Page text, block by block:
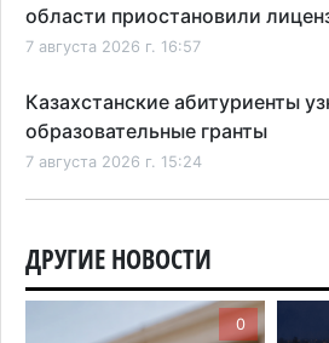
области приостановили
7 августа 2026 г. 16:57
Казахстанские абитуриенты
образовательные гранты
7 августа 2026 г. 15:24
морских контейнерах
7 августа 2026 г. 11:24
В Талгарском районе
ДРУГИЕ НОВОСТИ
0